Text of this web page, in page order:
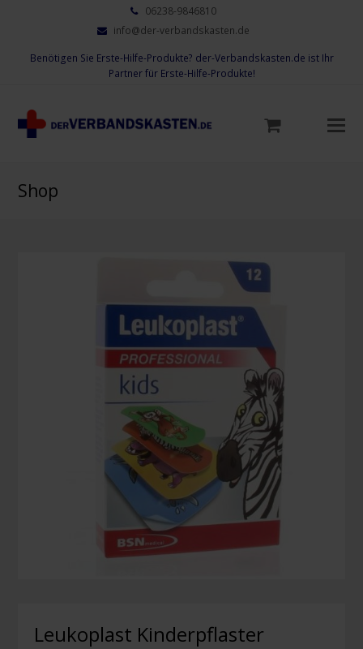
06238-9846810
info@der-verbandskasten.de
Benötigen Sie Erste-Hilfe-Produkte? der-Verbandskasten.de ist Ihr
Partner für Erste-Hilfe-Produkte!
Shop
Leukoplast Kinderpflaster